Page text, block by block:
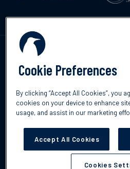
English
responsabilité
Cookie Preferences
By clicking “Accept All Cookies”, you
cookies on your device to enhance
usage, and assist in our marketing
Accept All Cookies
Cookies